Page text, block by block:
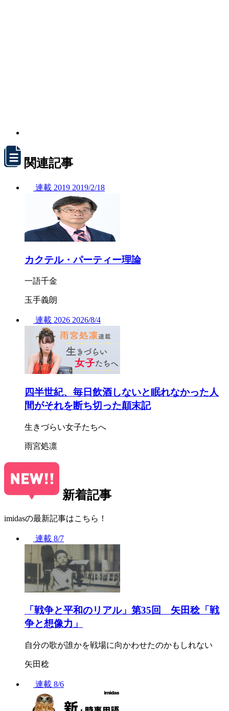
関連記事
連載 2019 2019/2/18
カクテル・パーティー理論
一語千金
玉手義朗
連載 2026 2026/8/4
四半世紀、毎日飲酒しないと眠れなかった人
間がそれを断ち切った顛末記
生きづらい女子たちへ
雨宮処凛
新着記事
imidasの最新記事はこちら！
連載 8/7
「戦争と平和のリアル」第35回 矢田稔「戦
争と想像力」
自分の歌が誰かを戦場に向かわせたのかもしれない
矢田稔
連載 8/6